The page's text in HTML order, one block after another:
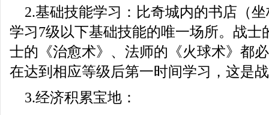
2.基础技能学习：比奇城内的书店（
学习7级以下基础技能的唯一场所。战士
士的《治愈术》、法师的《火球术》都
在达到相应等级后第一时间学习，这是
3.经济积累宝地：